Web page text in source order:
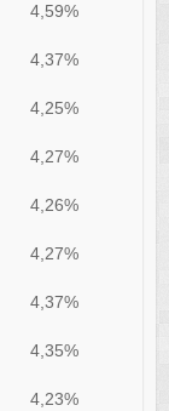
4,59%
4,37%
4,25%
4,27%
4,26%
4,27%
4,37%
4,35%
4,23%